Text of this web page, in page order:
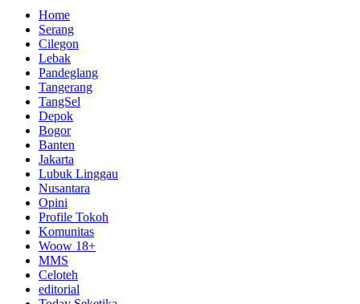
Home
Serang
Cilegon
Lebak
Pandeglang
Tangerang
TangSel
Depok
Bogor
Banten
Jakarta
Lubuk Linggau
Nusantara
Opini
Profile Tokoh
Komunitas
Woow 18+
MMS
Celoteh
editorial